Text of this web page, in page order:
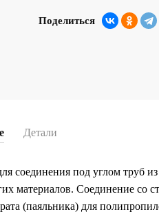
Поделиться
Детали
соединения под углом труб
материалов. Соединение со
(паяльника) для